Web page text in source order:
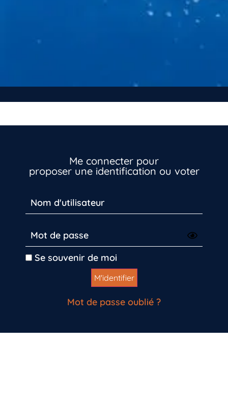
Me connecter pour
proposer une identification ou voter
Se souvenir de moi
Mot de passe oublié ?